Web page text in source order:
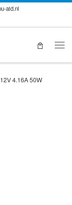
aid.nl
4.16A 50W